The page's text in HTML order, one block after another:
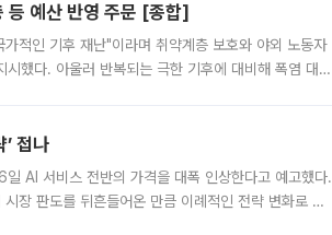
등 예산 반영 주문 [종합]
적인 기후 재난"이라며 취약계층 보호와 야외 노동자
했다. 아울러 반복되는 극한 기후에 대비해 폭염 대응
접나
AI 서비스 전반의 가격을 대폭 인상한다고 예고했다.
장 판도를 뒤흔들어온 만큼 이례적인 전략 변화로 평